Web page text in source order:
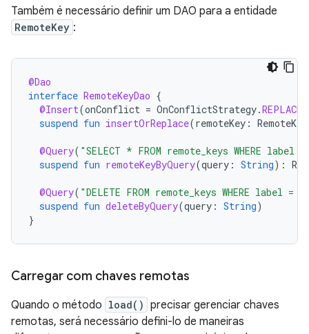
Também é necessário definir um DAO para a entidade
RemoteKey :
@Dao
interface RemoteKeyDao {
@Insert(onConflict = OnConflictStrategy.REPLACE
suspend fun insertOrReplace(remoteKey : RemoteKey
@Query( "SELECT * FROM remote_keys WHERE label
suspend fun remoteKeyByQuery(query : String):
@Query( "DELETE FROM remote_keys WHERE label =
suspend fun deleteByQuery(query : String)
}
Carregar com chaves remotas
Quando o método load() precisar gerenciar chaves
remotas, será necessário defini-lo de maneiras